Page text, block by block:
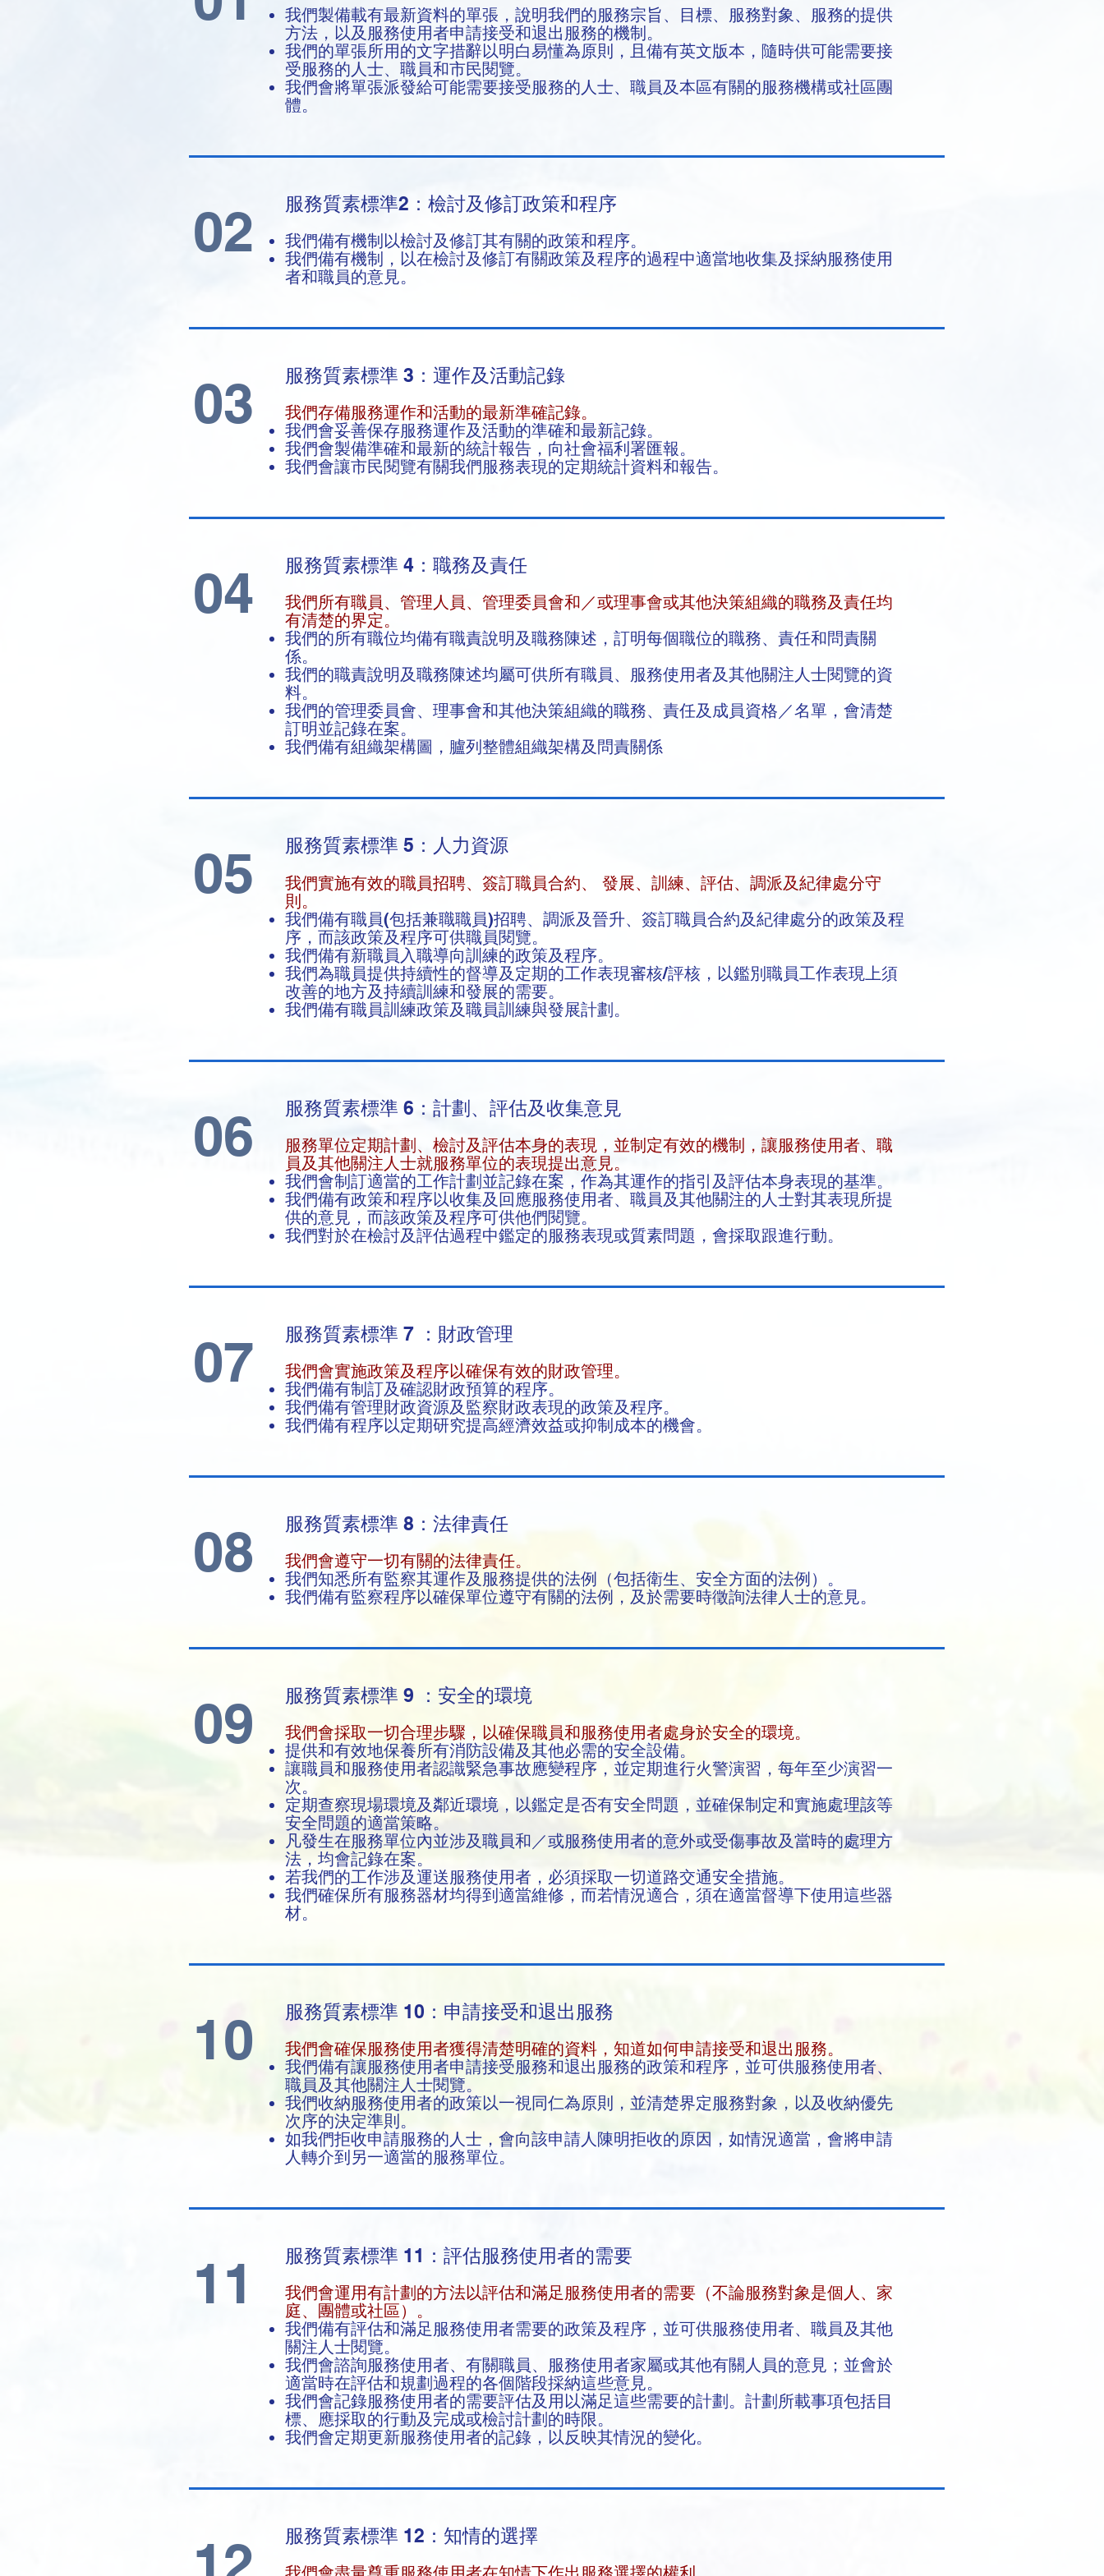
我們製備載有最新資料的單張，說明我們的服務宗旨、目標、服務對象、服務的提供
方法，以及服務使用者申請接受和退出服務的機制。 ​​
我們的單張所用的文字措辭以明白易懂為原則，且備有英文版本，隨時供可能需要接
受服務的人士、職員和市民閱覽。
我們會將單張派發給可能需要接受服務的人士、職員及本區有關的服務機構或社區團
體。
02 服務質素標準2：檢討及修訂政策和程序
我們備有機制以檢討及修訂其有關的政策和程序。
我們備有機制，以在檢討及修訂有關政策及程序的過程中適當地收集及採納服務使用
者和職員的意見。
03 服務質素標準 3：運作及活動記錄
我們存備服務運作和活動的最新準確記錄。
我們會妥善保存服務運作及活動的準確和最新記錄。
我們會製備準確和最新的統計報告，向社會福利署匯報。
我們會讓市民閱覽有關我們服務表現的定期統計資料和報告。
04 服務質素標準 4：職務及責任
我們所有職員、管理人員、管理委員會和／或理事會或其他決策組織的職務及責任均
有清楚的界定。
我們的所有職位均備有職責說明及職務陳述，訂明每個職位的職務、責任和問責關
係。
我們的職責說明及職務陳述均屬可供所有職員、服務使用者及其他關注人士閱覽的資
料。
我們的管理委員會、理事會和其他決策組織的職務、責任及成員資格／名單，會清楚
訂明並記錄在案。
我們備有組織架構圖，臚列整體組織架構及問責關係
05 服務質素標準 5：人力資源
我們實施有效的職員招聘、簽訂職員合約、 發展、訓練、評估、調派及紀律處分守
則。
我們備有職員(包括兼職職員)招聘、調派及晉升、簽訂職員合約及紀律處分的政策及程
序，而該政策及程序可供職員閱覽。
我們備有新職員入職導向訓練的政策及程序。
我們為職員提供持續性的督導及定期的工作表現審核/評核，以鑑別職員工作表現上須
改善的地方及持續訓練和發展的需要。
我們備有職員訓練政策及職員訓練與發展計劃。
06 服務質素標準 6：計劃、評估及收集意見
服務單位定期計劃、檢討及評估本身的表現，並制定有效的機制，讓服務使用者、職
員及其他關注人士就服務單位的表現提出意見。
我們會制訂適當的工作計劃並記錄在案，作為其運作的指引及評估本身表現的基準。
我們備有政策和程序以收集及回應服務使用者、職員及其他關注的人士對其表現所提
供的意見，而該政策及程序可供他們閱覽。
我們對於在檢討及評估過程中鑑定的服務表現或質素問題，會採取跟進行動。
07 服務質素標準 7 ：財政管理
我們會實施政策及程序以確保有效的財政管理。
我們備有制訂及確認財政預算的程序。
我們備有管理財政資源及監察財政表現的政策及程序。
我們備有程序以定期研究提高經濟效益或抑制成本的機會。
08 服務質素標準 8：法律責任
我們會遵守一切有關的法律責任。
我們知悉所有監察其運作及服務提供的法例（包括衛生、安全方面的法例）。
我們備有監察程序以確保單位遵守有關的法例，及於需要時徵詢法律人士的意見。
09 服務質素標準 9 ：安全的環境
我們會採取一切合理步驟，以確保職員和服務使用者處身於安全的環境。
提供和有效地保養所有消防設備及其他必需的安全設備。
讓職員和服務使用者認識緊急事故應變程序，並定期進行火警演習，每年至少演習一
次。
定期查察現場環境及鄰近環境，以鑑定是否有安全問題，並確保制定和實施處理該等
安全問題的適當策略。
凡發生在服務單位內並涉及職員和／或服務使用者的意外或受傷事故及當時的處理方
法，均會記錄在案。
若我們的工作涉及運送服務使用者，必須採取一切道路交通安全措施。
我們確保所有服務器材均得到適當維修，而若情況適合，須在適當督導下使用這些器
材。
10 服務質素標準 10：申請接受和退出服務
我們會確保服務使用者獲得清楚明確的資料，知道如何申請接受和退出服務。
我們備有讓服務使用者申請接受服務和退出服務的政策和程序，並可供服務使用者、
職員及其他關注人士閱覽。
我們收納服務使用者的政策以一視同仁為原則，並清楚界定服務對象，以及收納優先
次序的決定準則。
如我們拒收申請服務的人士，會向該申請人陳明拒收的原因，如情況適當，會將申請
人轉介到另一適當的服務單位。
11 服務質素標準 11：評估服務使用者的需要
​我們會運用有計劃的方法以評估和滿足服務使用者的需要（不論服務對象是個人、家
庭、團體或社區）。
我們備有評估和滿足服務使用者需要的政策及程序，並可供服務使用者、職員及其他
關注人士閱覽。
我們會諮詢服務使用者、有關職員、服務使用者家屬或其他有關人員的意見；並會於
適當時在評估和規劃過程的各個階段採納這些意見。
我們會記錄服務使用者的需要評估及 用以滿足這些需要的計劃。計劃所載事項包括目
標、應採取的行動及完成或檢討計劃的時限。
我們會定期更新服務使用者的記錄，以反映其情況的變化。
服務質素標準 12：知情的選擇